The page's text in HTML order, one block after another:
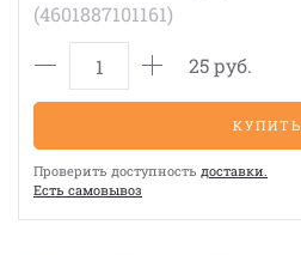
(4601887101161)
25 руб.
КУПИТЬ
Проверить доступность доставки.
Eсть cамовывоз